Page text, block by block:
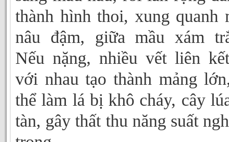
thành hình thoi, xung quanh
nâu đậm, giữa mầu xám
Nếu nặng, nhiều vết liên
với nhau tạo thành mảng
thể làm lá bị khô cháy, cây
tàn, gây thất thu năng suất